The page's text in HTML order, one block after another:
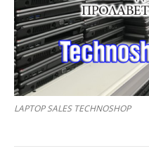
LAPTOP SALES TECHNOSHOP